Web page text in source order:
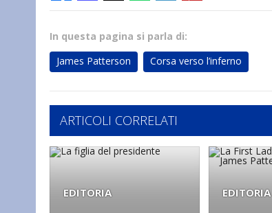
In questa pagina si parla di:
James Patterson
Corsa verso l’inferno
ARTICOLI CORRELATI
EDITORIA EDITORIA